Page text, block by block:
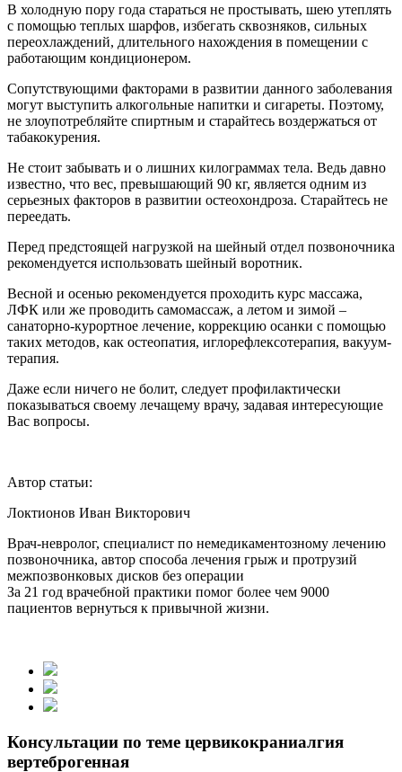
В холодную пору года стараться не простывать, шею утеплять
с помощью теплых шарфов, избегать сквозняков, сильных
переохлаждений, длительного нахождения в помещении с
работающим кондиционером.
Сопутствующими факторами в развитии данного заболевания
могут выступить алкогольные напитки и сигареты. Поэтому,
не злоупотребляйте спиртным и старайтесь воздержаться от
табакокурения.
Не стоит забывать и о лишних килограммах тела. Ведь давно
известно, что вес, превышающий 90 кг, является одним из
серьезных факторов в развитии остеохондроза. Старайтесь не
переедать.
Перед предстоящей нагрузкой на шейный отдел позвоночника
рекомендуется использовать шейный воротник.
Весной и осенью рекомендуется проходить курс массажа,
ЛФК или же проводить самомассаж, а летом и зимой –
санаторно-курортное лечение, коррекцию осанки с помощью
таких методов, как остеопатия, иглорефлексотерапия, вакуум-
терапия.
Даже если ничего не болит, следует профилактически
показываться своему лечащему врачу, задавая интересующие
Вас вопросы.
Автор статьи:
Локтионов Иван Викторович
Врач-невролог, специалист по немедикаментозному лечению
позвоночника, автор способа лечения грыж и протрузий
межпозвонковых дисков без операции
За 21 год врачебной практики помог более чем 9000
пациентов вернуться к привычной жизни.
Консультации по теме цервикокраниалгия
вертеброгенная